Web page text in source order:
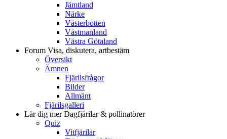
Jämtland
Närke
Västerbotten
Västmanland
Västra Götaland
Forum Visa, diskutera, artbestäm
Översikt
Ämnen
Fjärilsfrågor
Bilder
Allmänt
Fjärilsgalleri
Lär dig merDagfjärilar & pollinatörer
Quiz
Vitfjärilar